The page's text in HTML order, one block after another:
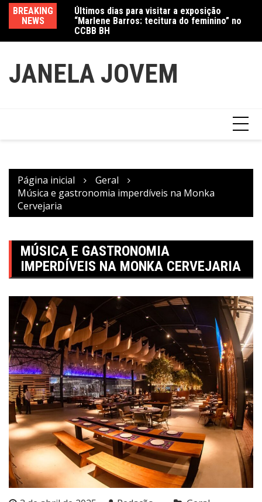
conteúdo
BREAKING
NEWS
Últimos dias para visitar a exposição
“Marlene Barros: tecitura do feminino” no
CCBB BH
Amanda Mangili transforma beleza e
inclusão em conexão real nas redes
JANELA JOVEM
Página inicial
Geral
Música e gastronomia imperdíveis na Monka
Cervejaria
MÚSICA E GASTRONOMIA
IMPERDÍVEIS NA MONKA CERVEJARIA